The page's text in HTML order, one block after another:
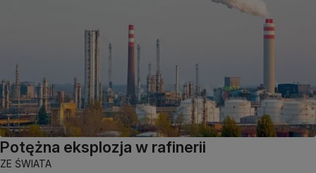
Potężna eksplozja w rafinerii
ZE ŚWIATA